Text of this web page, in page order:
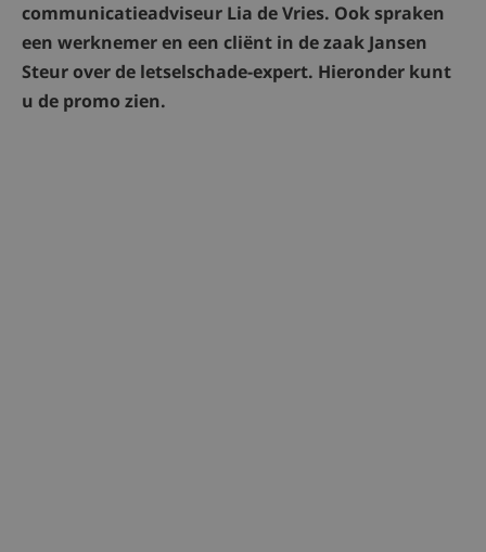
communicatieadviseur Lia de Vries. Ook spraken
een werknemer en een cliënt in de zaak Jansen
Steur over de letselschade-expert. Hieronder kunt
u de promo zien.